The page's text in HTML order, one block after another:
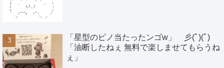
「星型のピノ当たったンゴw」 彡(ﾟ)(ﾟ)
「油断したねぇ 無料で楽しませてもらうね
ぇ」